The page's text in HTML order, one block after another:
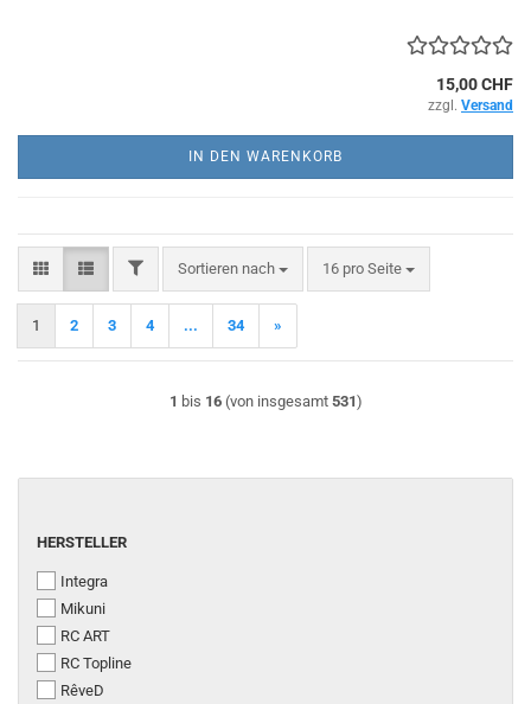
15,00 CHF
zzgl. Versand
IN DEN WARENKORB
FILTERSortieren nach
Sortieren nach 16 pro Seite
pro Seite
1 2 3 4 ... 34 »
1 bis 16(von insgesamt 531)
HERSTELLER
HERSTELLER
Integra
Mikuni
RC ART
RC Topline
RêveD